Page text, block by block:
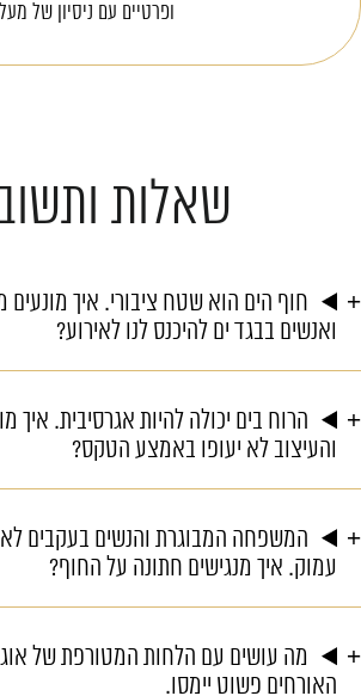
ופרטיים עם ניסיון של מעל 15 שנה בשטח.
שאלות
חוף הים הוא שטח ציבורי. איך
ואנשים בבגד ים להיכנס לנו לאירוע?
הרוח בים יכולה להיות אגרסיבית. איך
והעיצוב לא יעופו באמצע הטקס?
המשפחה המבוגרת והנשים בעקבים לא
עמוק. איך מנגישים חתונה על החוף?
מה עושים עם הלחות המטורפת של
האורחים פשוט יימסו.